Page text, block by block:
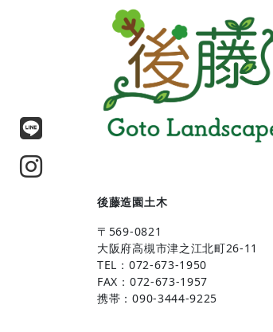
後藤造園土木
〒569-0821
大阪府高槻市津之江北町26-11
TEL：072-673-1950
FAX：072-673-1957
携帯：090-3444-9225